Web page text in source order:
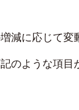
減に応じて変
のような項目